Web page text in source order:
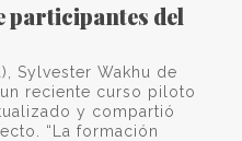
participantes del
Sylvester Wakhu de
reciente curso piloto
y compartió
“La formación